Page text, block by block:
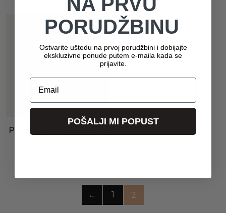
Podmetač od trevire 06
← 1 2
PORUDŽBINU
Ostvarite uštedu na prvoj porudžbini i dobijajte
ekskluzivne ponude putem e-maila kada se
prijavite.
Email
POŠALJI MI POPUST